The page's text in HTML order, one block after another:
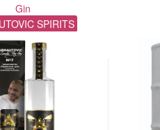
Gin
SPIRITS